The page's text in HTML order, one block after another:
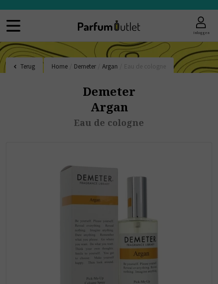
Inloggen
Terug Home Demeter Argan
Demeter
Argan
Eau de cologne